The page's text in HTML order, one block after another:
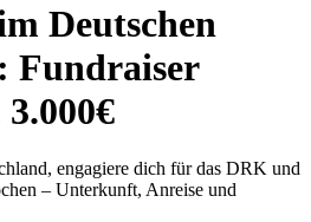
Deutschen
Fundraiser
engagiere dich für das DRK und
– Unterkunft, Anreise und